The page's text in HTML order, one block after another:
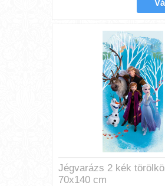
Jégvarázs 2 kék
70x140 cm